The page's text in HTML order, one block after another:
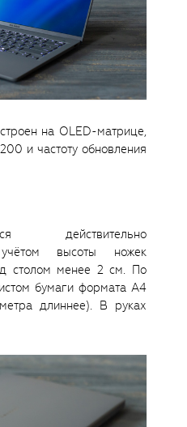
на OLED-матрице,
и частоту обновления
действительно
высоты ножек
столом менее 2 см. По
бумаги формата А4
длиннее). В руках